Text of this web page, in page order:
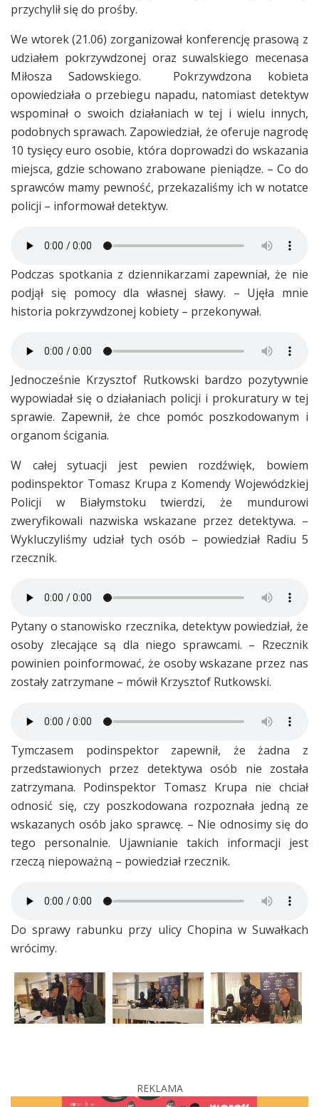
przychylił się do prośby.
We wtorek (21.06) zorganizował konferencję prasową z
udziałem pokrzywdzonej oraz suwalskiego mecenasa
Miłosza Sadowskiego. Pokrzywdzona kobieta
opowiedziała o przebiegu napadu, natomiast detektyw
wspominał o swoich działaniach w tej i wielu innych,
podobnych sprawach. Zapowiedział, że oferuje nagrodę
10 tysięcy euro osobie, która doprowadzi do wskazania
miejsca, gdzie schowano zrabowane pieniądze. – Co do
sprawców mamy pewność, przekazaliśmy ich w notatce
policji – informował detektyw.
Podczas spotkania z dziennikarzami zapewniał, że nie
podjął się pomocy dla własnej sławy. – Ujęła mnie
historia pokrzywdzonej kobiety – przekonywał.
Jednocześnie Krzysztof Rutkowski bardzo pozytywnie
wypowiadał się o działaniach policji i prokuratury w tej
sprawie. Zapewnił, że chce pomóc poszkodowanym i
organom ścigania.
W całej sytuacji jest pewien rozdźwięk, bowiem
podinspektor Tomasz Krupa z Komendy Wojewódzkiej
Policji w Białymstoku twierdzi, że mundurowi
zweryfikowali nazwiska wskazane przez detektywa. –
Wykluczyliśmy udział tych osób – powiedział Radiu 5
rzecznik.
Pytany o stanowisko rzecznika, detektyw powiedział, że
osoby zlecające są dla niego sprawcami. – Rzecznik
powinien poinformować, że osoby wskazane przez nas
zostały zatrzymane – mówił Krzysztof Rutkowski.
Tymczasem podinspektor zapewnił, że żadna z
przedstawionych przez detektywa osób nie została
zatrzymana. Podinspektor Tomasz Krupa nie chciał
odnosić się, czy poszkodowana rozpoznała jedną ze
wskazanych osób jako sprawcę. – Nie odnosimy się do
tego personalnie. Ujawnianie takich informacji jest
rzeczą niepoważną – powiedział rzecznik.
Do sprawy rabunku przy ulicy Chopina w Suwałkach
wrócimy.
REKLAMA